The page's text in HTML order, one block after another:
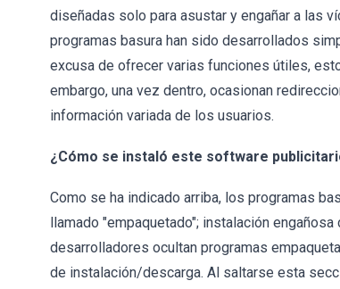
diseñadas solo para asustar y engañar a las
programas basura han sido desarrollados
excusa de ofrecer varias funciones útiles,
embargo, una vez dentro, ocasionan
información variada de los usuarios.
¿Cómo se instaló este software
Como se ha indicado arriba, los programas
llamado "empaquetado"; instalación
desarrolladores ocultan programas
de instalación/descarga. Al saltarse esta